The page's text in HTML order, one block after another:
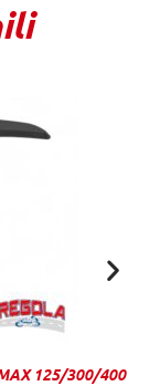
125/300/400